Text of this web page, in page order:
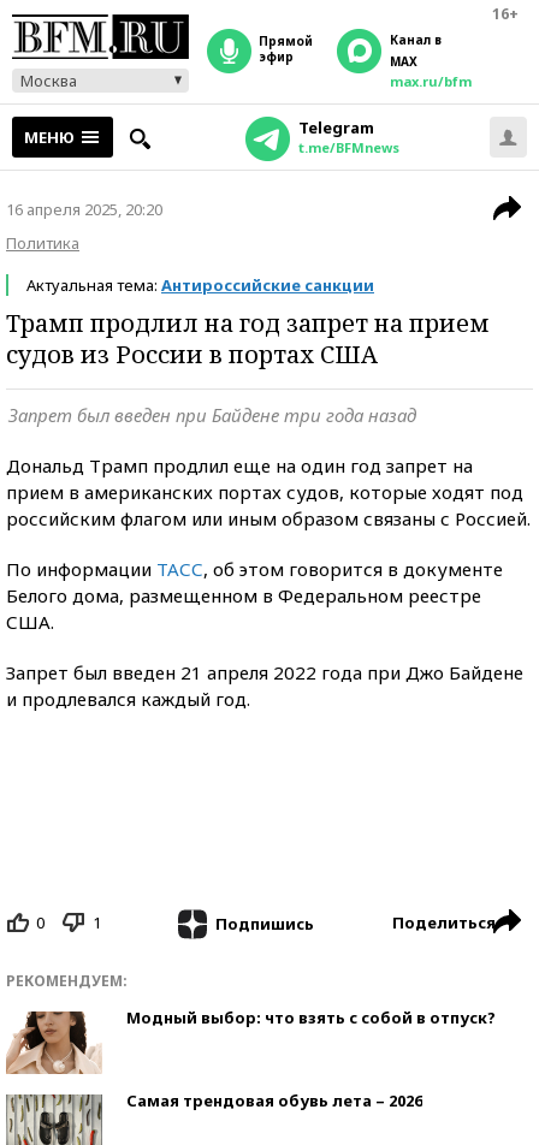
16+
Москва
прямой
эфир
Канал в
MAX
max.ru/bfm
МЕНЮ Telegram
t.me/BFMnews
16 апреля 2025, 20:20
Политика
Актуальная тема: Антироссийские санкции
Трамп продлил на год запрет на прием
судов из России в портах США
Запрет был введен при Байдене три года назад
Дональд Трамп продлил еще на один год запрет на
прием в американских портах судов, которые ходят под
российским флагом или иным образом связаны с Россией.
По информации ТАСС, об этом говорится в документе
Белого дома, размещенном в Федеральном реестре
США.
Запрет был введен 21 апреля 2022 года при Джо Байдене
и продлевался каждый год.
0 1 Подпишись Поделиться
РЕКОМЕНДУЕМ:
Модный выбор: что взять с собой в отпуск?
Самая трендовая обувь лета – 2026